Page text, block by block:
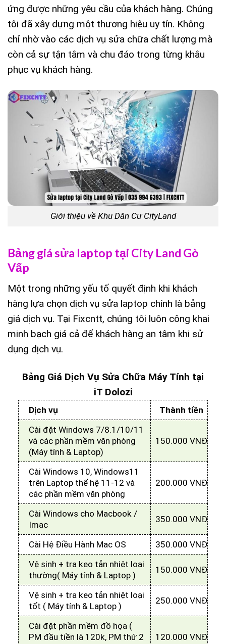
ứng được những yêu cầu của khách hàng. Chúng
tôi đã xây dựng một thương hiệu uy tín. Không
chỉ nhờ vào các dịch vụ sửa chữa chất lượng mà
còn cả sự tận tâm và chu đáo trong từng khâu
phục vụ khách hàng.
Giới thiệu về Khu Dân Cư CityLand
Bảng giá sửa laptop tại City Land Gò
Vấp
Một trong những yếu tố quyết định khi khách
hàng lựa chọn dịch vụ sửa laptop chính là bảng
giá dịch vụ. Tại Fixcntt, chúng tôi luôn công khai
minh bạch giá cả để khách hàng an tâm khi sử
dụng dịch vụ.
Bảng Giá Dịch Vụ Sửa Chữa Máy Tính tại
iT Dolozi
Dịch vụ
Thành tiền
Cài đặt Windows 7/8.1/10/11
và các phần mềm văn phòng
(Máy tính & Laptop)
150.000 VNĐ
Cài Windows 10, Windows11
trên Laptop thế hệ 11-12 và
các phần mềm văn phòng
200.000 VNĐ
Cài Windows cho Macbook /
Imac
350.000 VNĐ
Cài Hệ Điều Hành Mac OS
350.000 VNĐ
Vệ sinh + tra keo tản nhiệt loại
thường( Máy tính & Laptop )
150.000 VNĐ
Vệ sinh + tra keo tản nhiệt loại
tốt ( Máy tính & Laptop )
250.000 VNĐ
Cài đặt phần mềm đồ họa (
PM đầu tiền là 120k, PM thứ 2
120.000 VNĐ